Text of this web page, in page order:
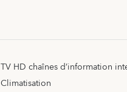
TV HD chaînes d’information
Climatisation